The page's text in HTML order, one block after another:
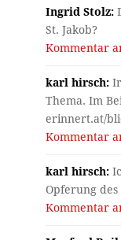
Ingrid Stolz:
St. Jakob?
Kommentar
karl hirsch:
Thema. Im
erinnert.at/
Kommentar
karl hirsch:
Opferung des
Kommentar